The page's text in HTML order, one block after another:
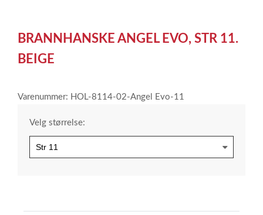
of
3
BRANNHANSKE ANGEL EVO, STR 11.
BEIGE
Varenummer: HOL-8114-02-Angel Evo-11
Velg størrelse: